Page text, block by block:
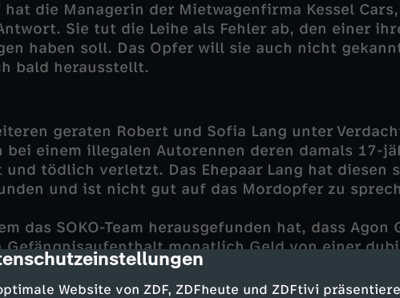
description
Website von ZDF, ZDFheute und ZDFtivi
hat die Managerin der Mietwagenfirma Kessel
Sie tut die Leihe als Fehler ab, den einer
haben soll. Das Opfer will sie auch nicht
bald herausstellt.
geraten Robert und Sofia Lang unter
bei einem illegalen Autorennen deren damals 17-
und tödlich verletzt. Das Ehepaar Lang hat diesen
und ist nicht gut auf das Mordopfer zu
das SOKO-Team herausgefunden hat, dass Agon
Gefängnisaufenthalt monatlich Geld von einer
Export-Firma erhält, kommt ein weiterer